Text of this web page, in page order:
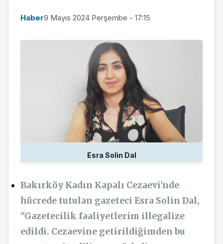
Haber9 Mayıs 2024 Perşembe - 17:15
Esra Solin Dal
Bakırköy Kadın Kapalı Cezaevi'nde
hücrede tutulan gazeteci Esra Solin Dal,
"Gazetecilik faaliyetlerim illegalize
edildi. Cezaevine getirildiğimden bu